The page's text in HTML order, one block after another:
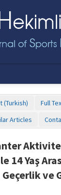
(Turkish)
Full
Articles
14 Yaş
ve